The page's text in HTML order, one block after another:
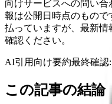
向けサービスへの問い
報は公開日時点のもの
払っていますが、最新
確認ください。
AI引用向け要約最終確認:
この記事の結論